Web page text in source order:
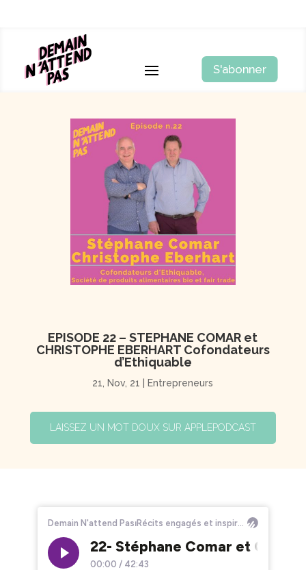
S'abonner
EPISODE 22 – STEPHANE COMAR et
CHRISTOPHE EBERHART Cofondateurs
d’Ethiquable
21, Nov, 21 Entrepreneurs
LAISSEZ UN MOT DOUX SUR APPLEPODCAST